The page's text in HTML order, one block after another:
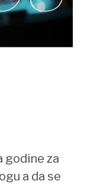
godine za
a da se